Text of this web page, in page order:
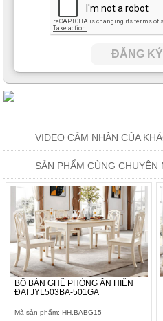
ĐĂNG
VIDEO CẢM NHẬN CỦA
SẢN PHẨM CÙNG CHUYÊN
BỘ BÀN GHẾ PHÒNG ĂN HIỆN
ĐẠI JYL503BA-501GA
Mã sản phẩm: HH.BABG15